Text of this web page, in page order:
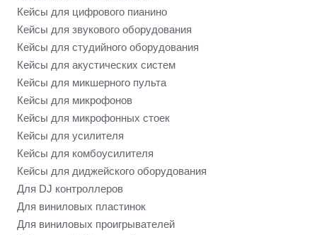
Кейсы для цифрового пианино
Кейсы для звукового оборудования
Кейсы для студийного оборудования
Кейсы для акустических систем
Кейсы для микшерного пульта
Кейсы для микрофонов
Кейсы для микрофонных стоек
Кейсы для усилителя
Кейсы для комбоусилителя
Кейсы для диджейского оборудования
Для DJ контроллеров
Для виниловых пластинок
Для виниловых проигрывателей